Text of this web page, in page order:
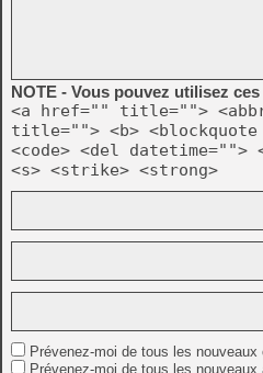
NOTE - Vous pouvez utilisez
<a href="" title="">
title=""> <b>
<code> <del datetime="">
<s> <strike> <strong>
Prévenez-moi de tous les
Prévenez-moi de tous les nouveaux